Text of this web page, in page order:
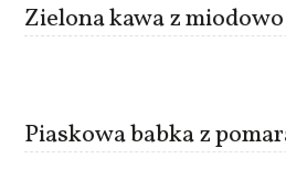
Zielona kawa z
Piaskowa babka z